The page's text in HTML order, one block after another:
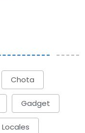
Chota
Gadget
Locales